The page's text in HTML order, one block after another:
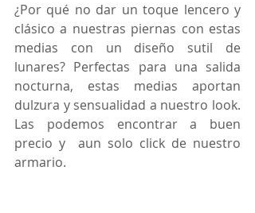
¿Por qué no dar un toque lencero y
clásico a nuestras piernas con estas
medias con un diseño sutil de
lunares? Perfectas para una salida
nocturna, estas medias aportan
dulzura y sensualidad a nuestro look.
Las podemos encontrar a buen
precio y  aun solo click de nuestro
armario.